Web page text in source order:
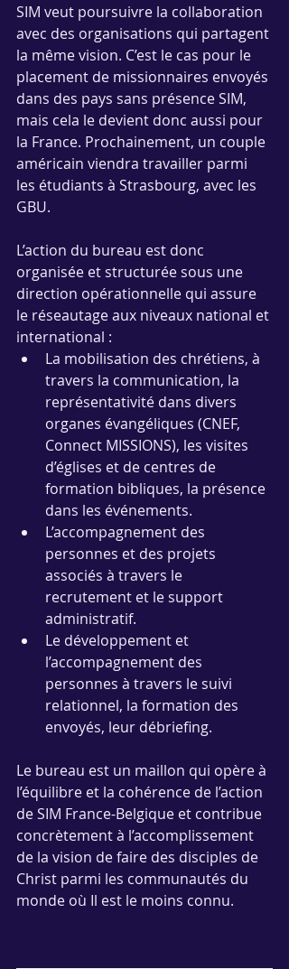
SIM veut poursuivre la collaboration
avec des organisations qui partagent
la même vision. C’est le cas pour le
placement de missionnaires envoyés
dans des pays sans présence SIM,
mais cela le devient donc aussi pour
la France. Prochainement, un couple
américain viendra travailler parmi
les étudiants à Strasbourg, avec les
GBU.
L’action du bureau est donc
organisée et structurée sous une
direction opérationnelle qui assure
le réseautage aux niveaux national et
international :
La mobilisation des chrétiens, à
travers la communication, la
représentativité dans divers
organes évangéliques (CNEF,
Connect MISSIONS), les visites
d’églises et de centres de
formation bibliques, la présence
dans les événements.
L’accompagnement des
personnes et des projets
associés à travers le
recrutement et le support
administratif.
Le développement et
l’accompagnement des
personnes à travers le suivi
relationnel, la formation des
envoyés, leur débriefing.
Le bureau est un maillon qui opère à
l’équilibre et la cohérence de l’action
de SIM France-Belgique et contribue
concrètement à l’accomplissement
de la vision de faire des disciples de
Christ parmi les communautés du
monde où Il est le moins connu.